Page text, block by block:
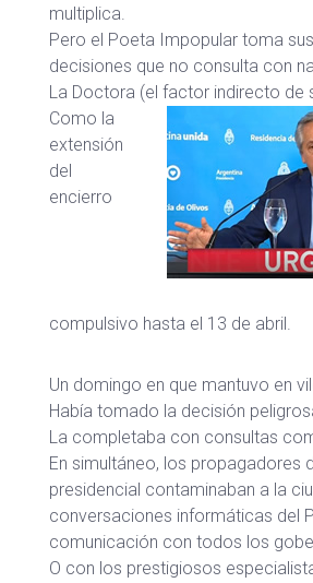
multiplica.
Pero el Poeta Impopular toma
decisiones que no consulta con
La Doctora (el factor indirecto de
Como la
extensión
del
encierro
compulsivo hasta el 13 de abril.
Un domingo en que mantuvo en
Había tomado la decisión
La completaba con consultas
En simultáneo, los propagadores
presidencial contaminaban a la
conversaciones informáticas del
comunicación con todos los
O con los prestigiosos